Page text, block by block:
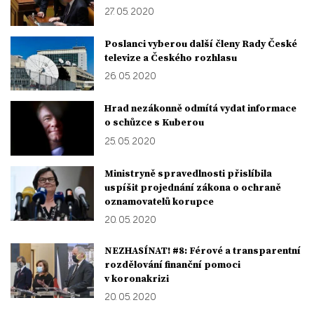
27. 05. 2020
Poslanci vyberou další členy Rady České
televize a Českého rozhlasu
26. 05. 2020
Hrad nezákonně odmítá vydat informace
o schůzce s Kuberou
25. 05. 2020
Ministryně spravedlnosti přislíbila
uspíšit projednání zákona o ochraně
oznamovatelů korupce
20. 05. 2020
NEZHASÍNAT! #8: Férové a transparentní
rozdělování finanční pomoci
v koronakrizi
20. 05. 2020